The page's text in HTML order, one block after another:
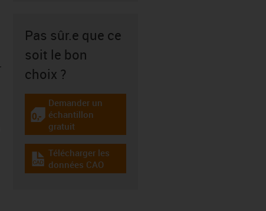
Pas sûr.e que ce
soit le bon
choix ?
igus-icon-gratismuster
Demander un
échantillon
gratuit
igus-icon-cad-dateien
Télécharger les
données CAO